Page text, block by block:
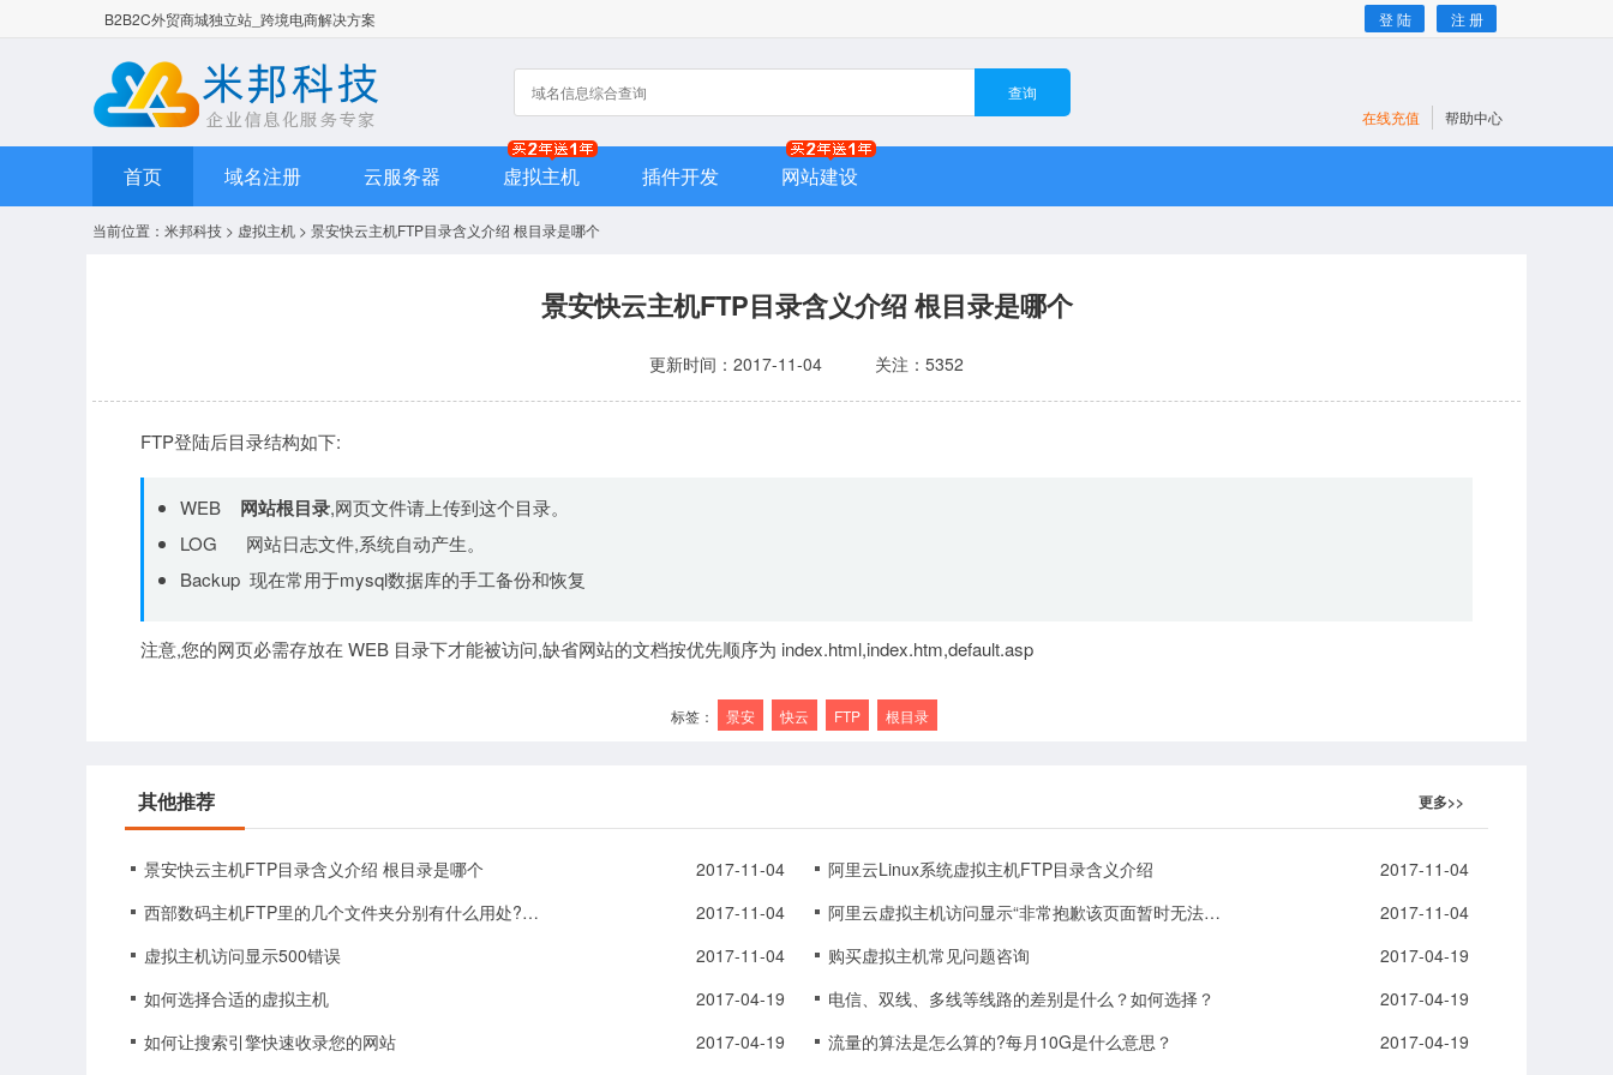
B2B2C外贸商城独立站_跨境电商解决方案 登 陆 注 册
查询
在线充值
帮助中心
首页 域名注册 云服务器 虚拟主机 插件开发 网站建设
当前位置： 米邦科技 > 虚拟主机 > 景安快云主机FTP目录含义介绍 根目录是哪个
景安快云主机FTP目录含义介绍 根目录是哪个
更新时间：2017-11-04 关注：5352
FTP登陆后目录结构如下:
WEB 网站根目录,网页文件请上传到这个目录。
LOG 网站日志文件,系统自动产生。
Backup 现在常用于mysql数据库的手工备份和恢复
注意,您的网页必需存放在 WEB 目录下才能被访问,缺省网站的文档按优先顺序为 index.html,index.htm,default.asp
标签： 景安 快云 FTP 根目录
其他推荐 更多>>
景安快云主机FTP目录含义介绍 根目录是哪个 2017-11-04 阿里云Linux系统虚拟主机FTP目录含义介绍
2017-11-04
西部数码主机FTP里的几个文件夹分别有什么用处?西部数码主机根目录
2017-11-04 阿里云虚拟主机访问显示“非常抱歉该页面暂时无法访问”
2017-11-04
虚拟主机访问显示500错误
2017-11-04 购买虚拟主机常见问题咨询
2017-04-19
如何选择合适的虚拟主机
2017-04-19 电信、双线、多线等线路的差别是什么？如何选择？
2017-04-19
如何让搜索引擎快速收录您的网站
2017-04-19 流量的算法是怎么算的?每月10G是什么意思？
2017-04-19